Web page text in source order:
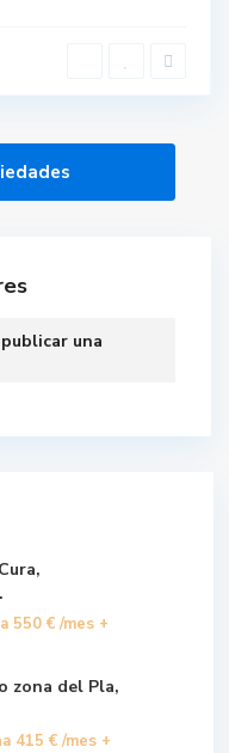
una
550 € /mes +
zona del Pla,
415 € /mes +